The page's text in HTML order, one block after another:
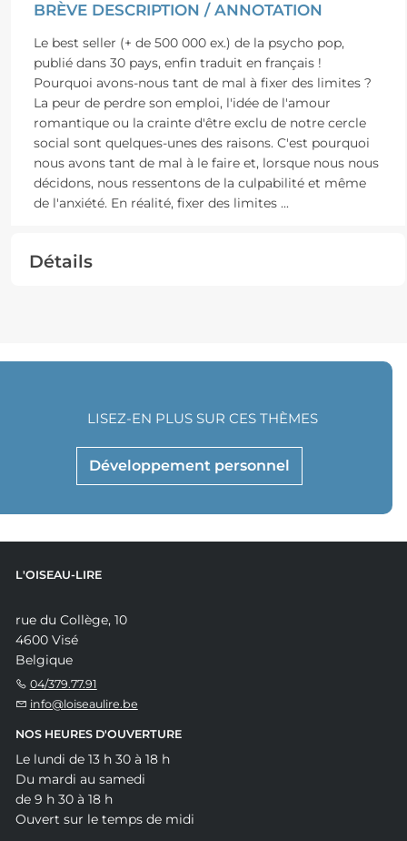
BRÈVE DESCRIPTION / ANNOTATION
Le best seller (+ de 500 000 ex.) de la psycho pop,
publié dans 30 pays, enfin traduit en français !
Pourquoi avons-nous tant de mal à fixer des limites ?
La peur de perdre son emploi, l'idée de l'amour
romantique ou la crainte d'être exclu de notre cercle
social sont quelques-unes des raisons. C'est pourquoi
nous avons tant de mal à le faire et, lorsque nous nous
décidons, nous ressentons de la culpabilité et même
de l'anxiété. En réalité, fixer des limites ...
Détails
Développement personnel
LISEZ-EN PLUS SUR CES THÈMES
L'OISEAU-LIRE
rue du Collège, 10
4600 Visé
Belgique
04/379.77.91
info@loiseaulire.be
NOS HEURES D'OUVERTURE
Le lundi de 13 h 30 à 18 h
Du mardi au samedi
de 9 h 30 à 18 h
Ouvert sur le temps de midi